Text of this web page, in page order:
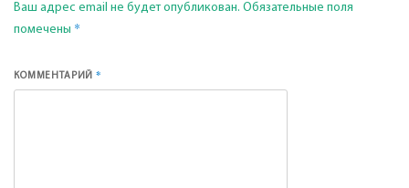
Ваш адрес email не будет опубликован. Обязательные поля
помечены *
КОММЕНТАРИЙ*